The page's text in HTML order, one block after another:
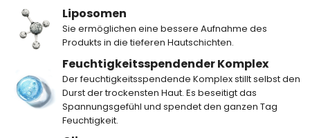
Liposomen
Sie ermöglichen eine bessere Aufnahme des
Produkts in die tieferen Hautschichten.
Feuchtigkeitsspendender Komplex
Der feuchtigkeitsspendende Komplex stillt selbst den
Durst der trockensten Haut. Es beseitigt das
Spannungsgefühl und spendet den ganzen Tag
Feuchtigkeit.